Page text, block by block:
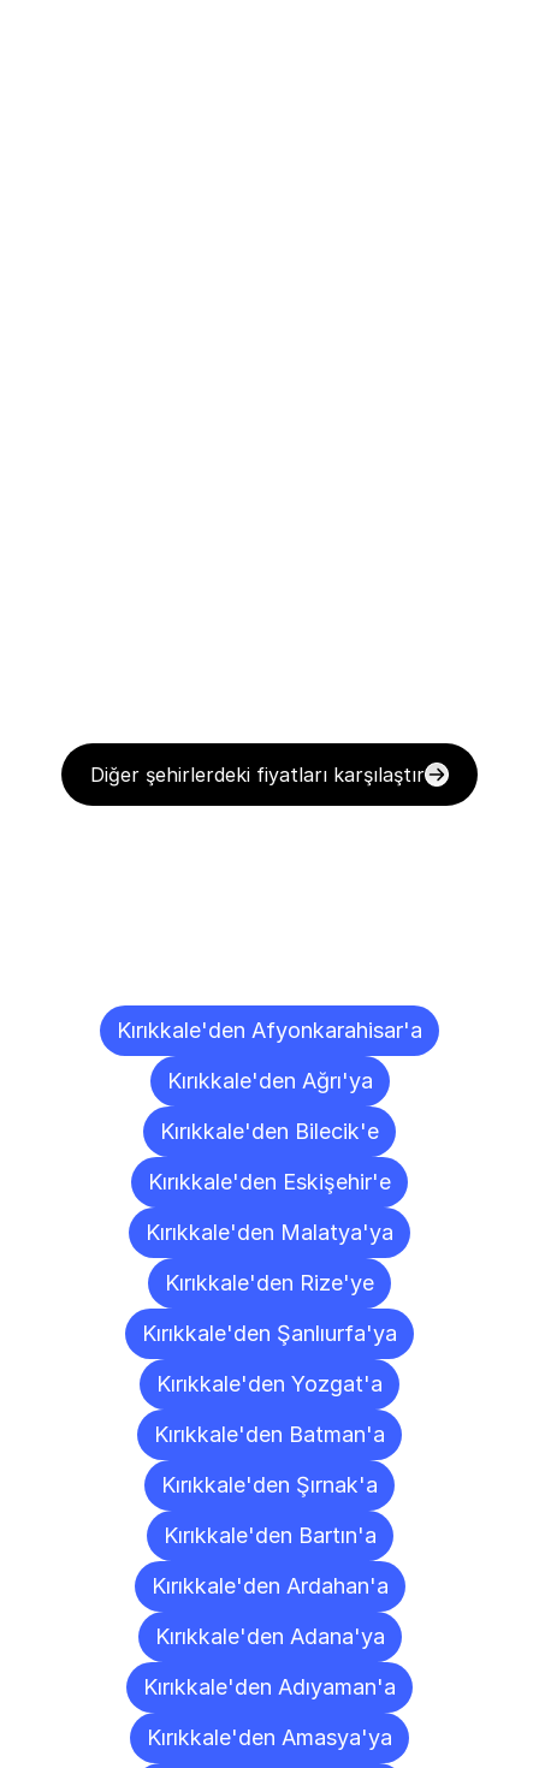
Diğer şehirlerdeki fiyatları karşılaştır
Kırıkkale'den Afyonkarahisar'a
Kırıkkale'den Ağrı'ya
Kırıkkale'den Bilecik'e
Kırıkkale'den Eskişehir'e
Kırıkkale'den Malatya'ya
Kırıkkale'den Rize'ye
Kırıkkale'den Şanlıurfa'ya
Kırıkkale'den Yozgat'a
Kırıkkale'den Batman'a
Kırıkkale'den Şırnak'a
Kırıkkale'den Bartın'a
Kırıkkale'den Ardahan'a
Kırıkkale'den Adana'ya
Kırıkkale'den Adıyaman'a
Kırıkkale'den Amasya'ya